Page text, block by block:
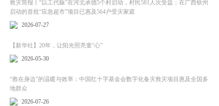
救灾简报丨“以工代赈”在河北承德5个村启动，村民581人次受益；在广西钦州
启动的首批“应急超市”项目已惠及564户受灾家庭
2026-07-27
【新华社】20年，让阳光照亮童“心”
2026-05-30
“救在身边”的温暖与效率：中国红十字基金会数字化备灾救灾项目惠及全国多
地群众
2026-07-26